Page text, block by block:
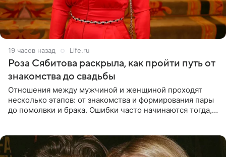
19 часов назад Life.ru
Роза Сябитова раскрыла, как пройти путь от
знакомства до свадьбы
Отношения между мужчиной и женщиной проходят
несколько этапов: от знакомства и формирования пары
до помолвки и брака. Ошибки часто начинаются тогда,